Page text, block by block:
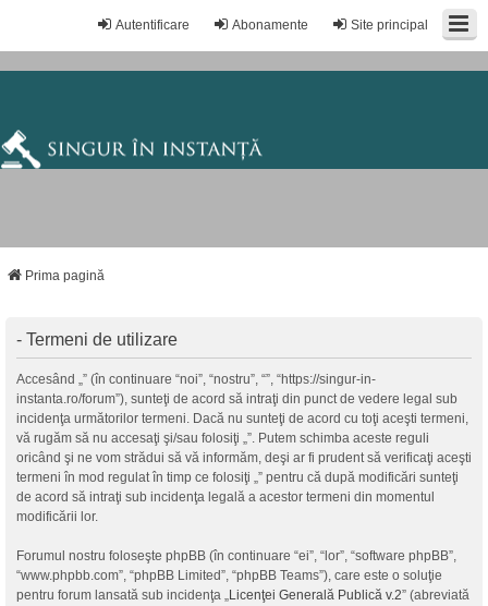
Site principal
Abonamente
Autentificare
Prima pagină
- Termeni de utilizare
Accesând „” (în continuare “noi”, “nostru”, “”, “https://singur-in-
instanta.ro/forum”), sunteţi de acord să intraţi din punct de vedere legal sub
incidenţa următorilor termeni. Dacă nu sunteţi de acord cu toţi aceşti termeni,
vă rugăm să nu accesaţi şi/sau folosiţi „”. Putem schimba aceste reguli
oricând şi ne vom strădui să vă informăm, deşi ar fi prudent să verificaţi aceşti
termeni în mod regulat în timp ce folosiţi „” pentru că după modificări sunteţi
de acord să intraţi sub incidenţa legală a acestor termeni din momentul
modificării lor.
Forumul nostru foloseşte phpBB (în continuare “ei”, “lor”, “software phpBB”,
“www.phpbb.com”, “phpBB Limited”, “phpBB Teams”), care este o soluţie
pentru forum lansată sub incidenţa „Licenţei Generală Publică v.2” (abreviată